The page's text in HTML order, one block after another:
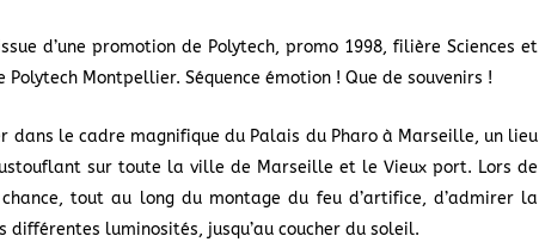
d’une promotion de Polytech, promo 1998, filière Sciences et
Polytech Montpellier. Séquence émotion ! Que de souvenirs !
dans le cadre magnifique du Palais du Pharo à Marseille, un lieu
sur toute la ville de Marseille et le Vieux port. Lors de
tout au long du montage du feu d’artifice, d’admirer la
luminosités, jusqu’au coucher du soleil.